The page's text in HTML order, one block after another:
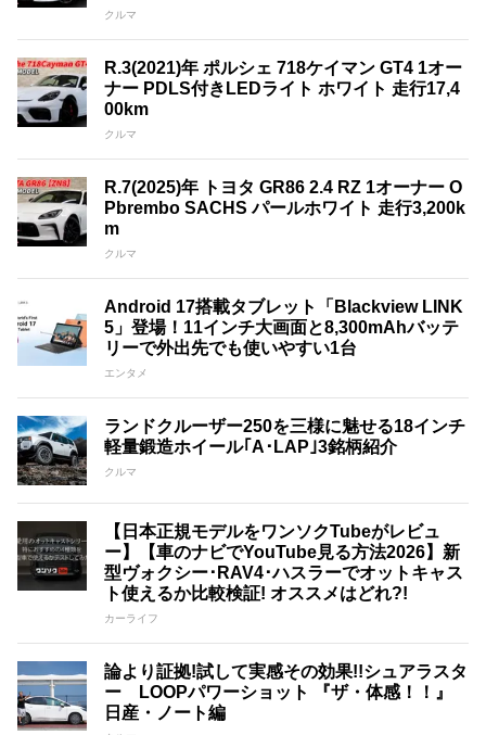
クルマ
R.3(2021)年 ポルシェ 718ケイマン GT4 1オー
ナー PDLS付きLEDライト ホワイト 走行17,4
00km
クルマ
R.7(2025)年 トヨタ GR86 2.4 RZ 1オーナー O
Pbrembo SACHS パールホワイト 走行3,200k
m
クルマ
Android 17搭載タブレット「Blackview LINK
5」登場！11インチ大画面と8,300mAhバッテ
リーで外出先でも使いやすい1台
エンタメ
ランドクルーザー250を三様に魅せる18インチ
軽量鍛造ホイール｢A･LAP｣3銘柄紹介
クルマ
【日本正規モデルをワンソクTubeがレビュ
ー】【車のナビでYouTube見る方法2026】新
型ヴォクシー･RAV4･ハスラーでオットキャス
ト使えるか比較検証! オススメはどれ?!
カーライフ
論より証拠!試して実感その効果!!シュアラスタ
ー LOOPパワーショット 『ザ・体感！！』
日産・ノート編